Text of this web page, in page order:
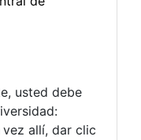
usted debe
vez allí, dar clic